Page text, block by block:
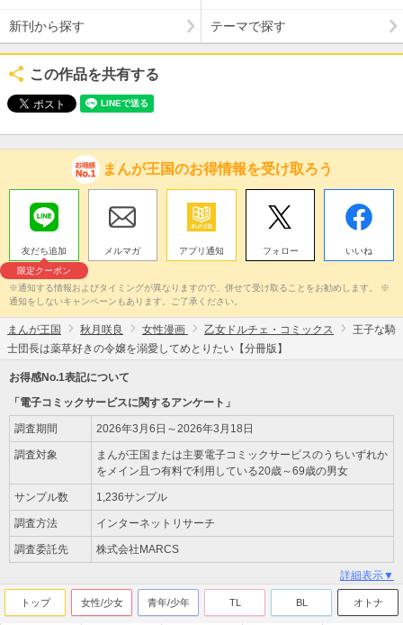
新刊から探す テーマで探す
この作品を共有する
まんが王国のお得情報を受け取ろう
友だち追加
限定クーポン
メルマガ アプリ通知 フォロー いいね
※通知する情報およびタイミングが異なりますので、併せて受け取ることをお勧めします。 ※
通知をしないキャンペーンもあります。ご了承ください。
まんが王国 秋月咲良 女性漫画 乙女ドルチェ・コミックス
王子な騎
士団長は薬草好きの令嬢を溺愛してめとりたい【分冊版】
お得感No.1表記について
「電子コミックサービスに関するアンケート」
調査期間 2026年3月6日～2026年3月18日
調査対象
まんが王国または主要電子コミックサービスのうちいずれか
をメイン且つ有料で利用している20歳～69歳の男女
サンプル数 1,236サンプル
調査方法 インターネットリサーチ
調査委託先 株式会社MARCS
詳細表示▼
トップ 女性/少女 青年/少年 TL BL オトナ